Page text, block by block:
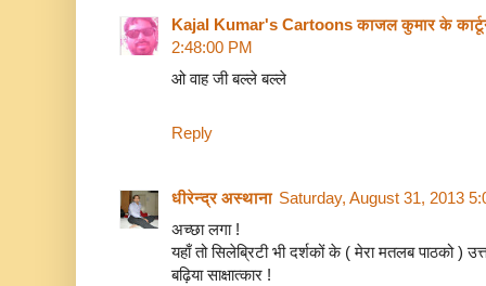
Kajal Kumar's Cartoons काजल कुमार के
2:48:00 PM
ओ वाह जी बल्‍ले बल्‍ले
Reply
धीरेन्द्र अस्थाना Saturday, August 31, 2013
अच्छा लगा !
यहाँ तो सिलेब्रिटी भी दर्शकों के ( मेरा मतलब पाठको )
बढ़िया साक्षात्कार !